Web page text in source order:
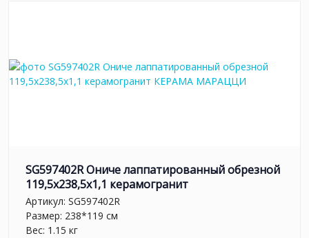
SG597402R Ониче лаппатированный обрезной
119,5x238,5x1,1 керамогранит
Артикул: SG597402R
Размер: 238*119 см
Вес: 1.15 кг